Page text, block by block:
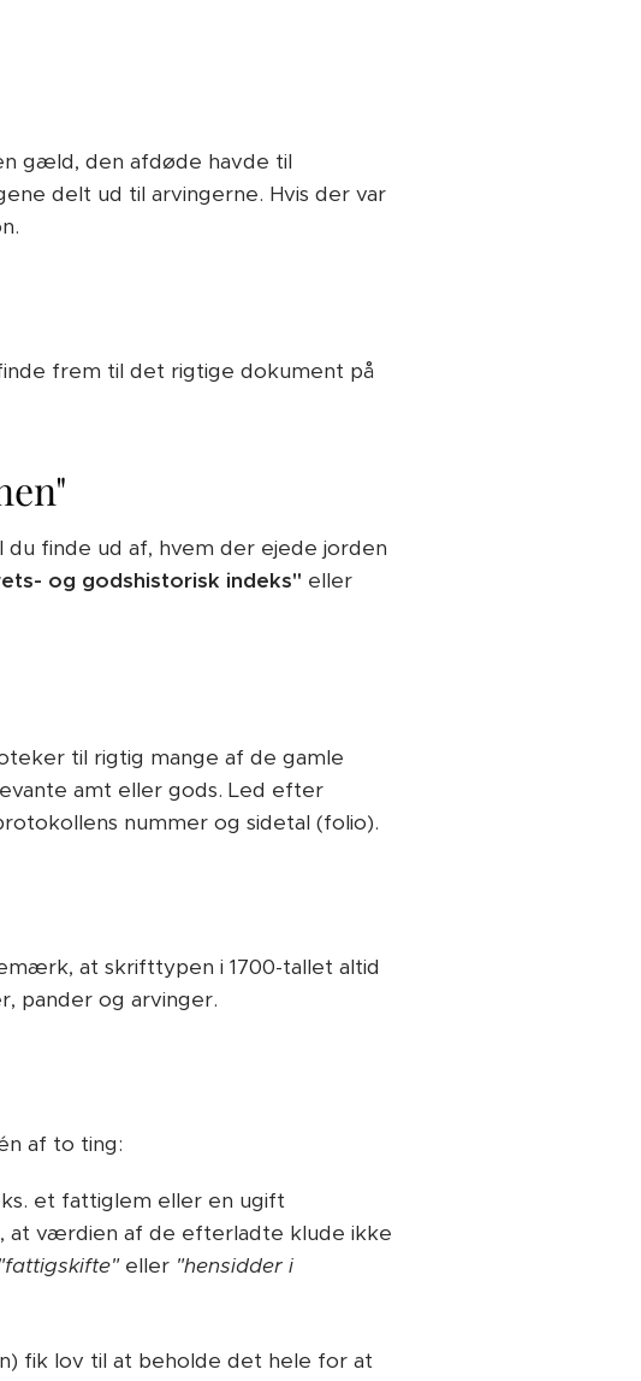
gæld, den afdøde havde til
delt ud til arvingerne. Hvis der var
frem til det rigtige dokument på
finde ud af, hvem der ejede jorden
og godshistorisk indeks" eller
til rigtig mange af de gamle
amt eller gods. Led efter
nummer og sidetal (folio).
at skrifttypen i 1700-tallet altid
pander og arvinger.
af to ting:
et fattiglem eller en ugift
at værdien af de efterladte klude ikke
"fattigskifte"eller "hensidder i
fik lov til at beholde det hele for at